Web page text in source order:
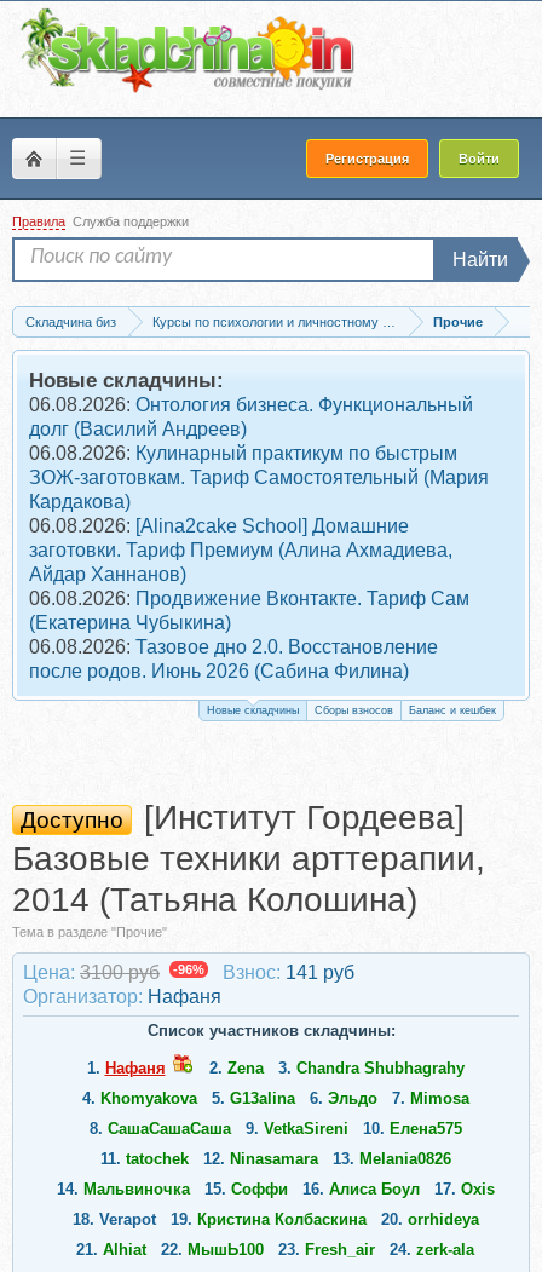
☰ Регистрация Войти
Правила Служба поддержки
Найти
Складчина биз Курсы по психологии и личностному развитиюПрочие
Скачать [Институт Гордеева] Базовые техники арттерапии, 2014 (Татьяна
Новые складчины:
06.08.2026: Онтология бизнеса. Функциональный
долг (Василий Андреев)
06.08.2026: Кулинарный практикум по быстрым
ЗОЖ-заготовкам. Тариф Самостоятельный (Мария
Кардакова)
06.08.2026: [Alina2cake School] Домашние
заготовки. Тариф Премиум (Алина Ахмадиева,
Айдар Ханнанов)
06.08.2026: Продвижение Вконтакте. Тариф Сам
(Екатерина Чубыкина)
06.08.2026: Тазовое дно 2.0. Восстановление
после родов. Июнь 2026 (Сабина Филина)
Новые складчины Сборы взносов Баланс и кешбек
Доступно
[Институт Гордеева]
Базовые техники арттерапии,
2014 (Татьяна Колошина)
Тема в разделе "Прочие"
Цена: 3100 руб -96% Взнос: 141 руб
Организатор: Нафаня
Список участников складчины:
1. Нафаня 2. Zena 3. Chandra Shubhagrahy
4. Khomyakova 5. G13alina 6. Эльдо 7. Mimosa
8. СашаСашаСаша 9. VetkaSireni 10. Елена575
11. tatochek 12. Ninasamara 13. Melania0826
14. Мальвиночка 15. Соффи 16. Алиса Боул 17. Oxis
18. Verapot 19. Кристина Колбаскина 20. orrhideya
21. Alhiat 22. МышЬ100 23. Fresh_air 24. zerk-ala